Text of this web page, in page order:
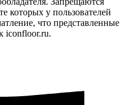
которых у пользователей
что представленные
iconfloor.ru.